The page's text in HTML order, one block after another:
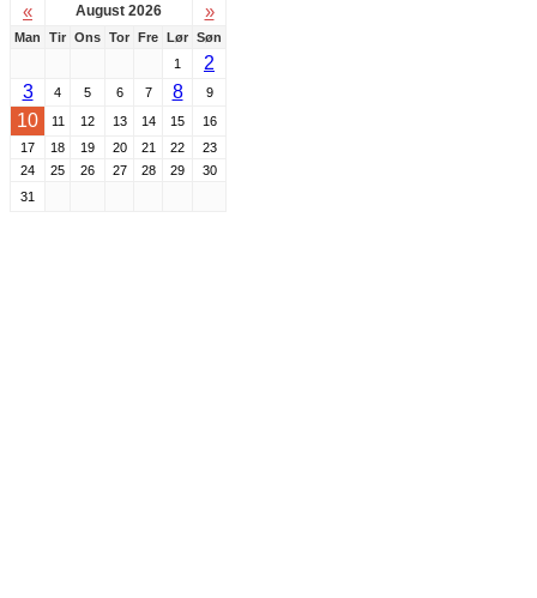
« August 2026 »
Man Tir Ons Tor Fre Lør Søn
1
2
3
4 5 6 7 8 9
10 11 12 13 14 15
16
17
18 19 20 21 22
23
24
25 26 27 28 29
30
31